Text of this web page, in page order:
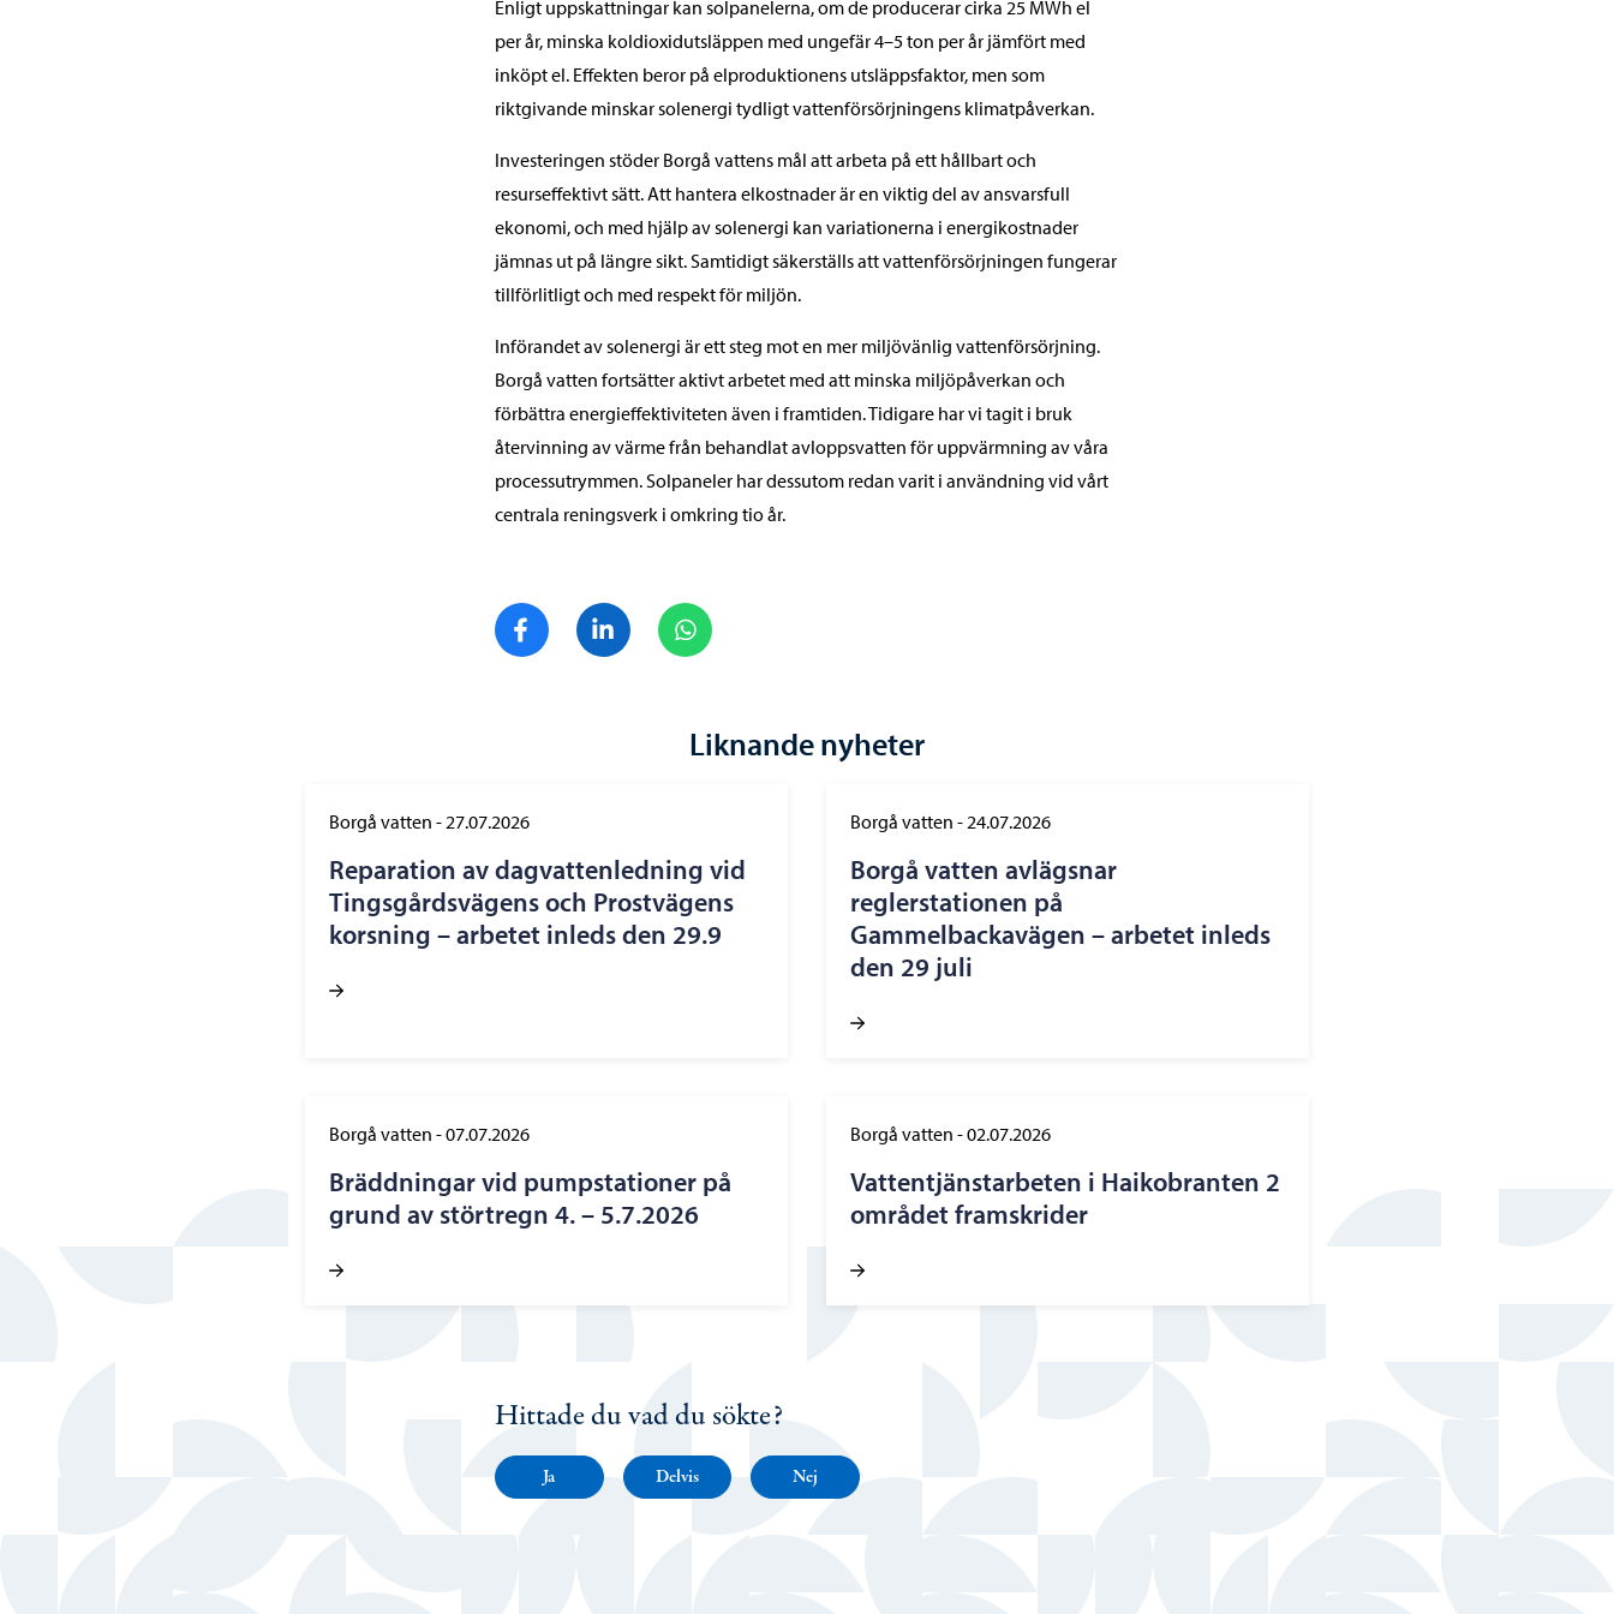
Enligt uppskattningar kan solpanelerna, om de producerar cirka 25 MWh el
per år, minska koldioxidutsläppen med ungefär 4–5 ton per år jämfört med
inköpt el. Effekten beror på elproduktionens utsläppsfaktor, men som
riktgivande minskar solenergi tydligt vattenförsörjningens klimatpåverkan.
Investeringen stöder Borgå vattens mål att arbeta på ett hållbart och
resurseffektivt sätt. Att hantera elkostnader är en viktig del av ansvarsfull
ekonomi, och med hjälp av solenergi kan variationerna i energikostnader
jämnas ut på längre sikt. Samtidigt säkerställs att vattenförsörjningen fungerar
tillförlitligt och med respekt för miljön.
Införandet av solenergi är ett steg mot en mer miljövänlig vattenförsörjning.
Borgå vatten fortsätter aktivt arbetet med att minska miljöpåverkan och
förbättra energieffektiviteten även i framtiden. Tidigare har vi tagit i bruk
återvinning av värme från behandlat avloppsvatten för uppvärmning av våra
processutrymmen. Solpaneler har dessutom redan varit i användning vid vårt
centrala reningsverk i omkring tio år.
Dela på FacebookDela på LinkedIn
Liknande nyheter
Borgå vatten -27.07.2026
Reparation av dagvattenledning vid
Tingsgårdsvägens och Prostvägens
korsning – arbetet inleds den 29.9
Borgå vatten -24.07.2026
Borgå vatten avlägsnar
reglerstationen på
Gammelbackavägen – arbetet inleds
den 29 juli
Borgå vatten -07.07.2026
Bräddningar vid pumpstationer på
grund av störtregn 4. – 5.7.2026
Borgå vatten -02.07.2026
Vattentjänstarbeten i Haikobranten 2
området framskrider
Hittade du vad du sökte?
Ja Delvis Nej